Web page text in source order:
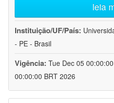
leia
Instituição/UF/País:
- PE - Brasil
Vigência: Tue Dec 05
00:00:00 BRT 2026